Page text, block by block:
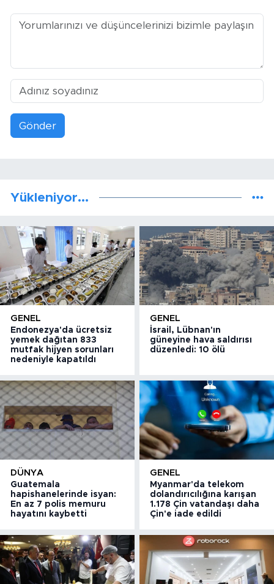
Gönder
Yükleniyor...
GENEL
Endonezya'da ücretsiz
yemek dağıtan 833
mutfak hijyen sorunları
nedeniyle kapatıldı
GENEL
İsrail, Lübnan'ın
güneyine hava saldırısı
düzenledi: 10 ölü
DÜNYA
Guatemala
hapishanelerinde isyan:
En az 7 polis memuru
hayatını kaybetti
GENEL
Myanmar'da telekom
dolandırıcılığına karışan
1.178 Çin vatandaşı daha
Çin'e iade edildi